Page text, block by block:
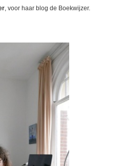
, voor haar blog de Boekwijzer.